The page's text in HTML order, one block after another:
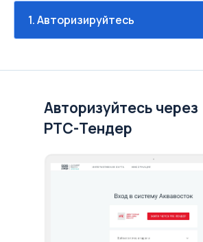
Авторизуйтесь через
РТС-Тендер